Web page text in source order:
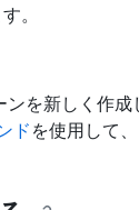
。
を新しく作
ド を使用して